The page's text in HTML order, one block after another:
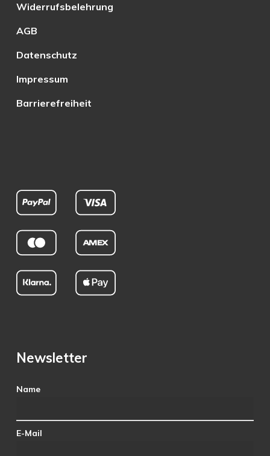
Widerrufsbelehrung
AGB
Datenschutz
Impressum
Barrierefreiheit
Newsletter
Name
E-Mail